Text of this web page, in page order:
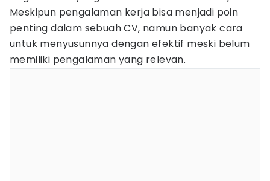
Meskipun pengalaman kerja bisa menjadi poin
penting dalam sebuah CV, namun banyak cara
untuk menyusunnya dengan efektif meski belum
memiliki pengalaman yang relevan.